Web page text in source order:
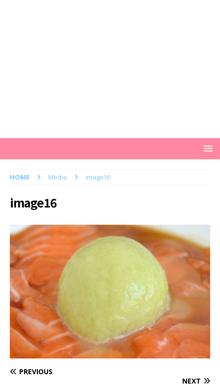
HOME Media image16
image16
PREVIOUS
NEXT